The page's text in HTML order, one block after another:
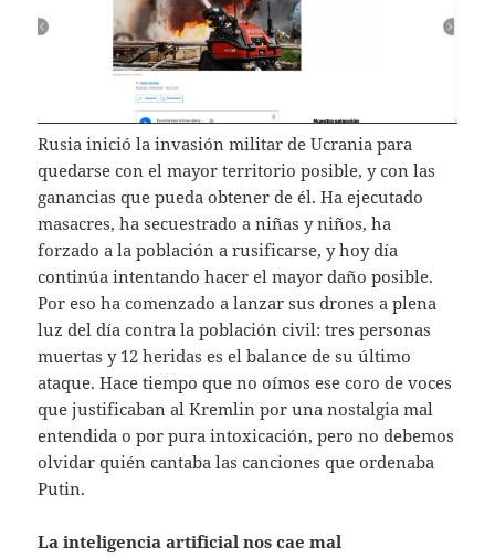
Rusia inició la invasión militar de Ucrania para
quedarse con el mayor territorio posible, y con las
ganancias que pueda obtener de él. Ha ejecutado
masacres, ha secuestrado a niñas y niños, ha
forzado a la población a rusificarse, y hoy día
continúa intentando hacer el mayor daño posible.
Por eso ha comenzado a lanzar sus drones a plena
luz del día contra la población civil: tres personas
muertas y 12 heridas es el balance de su último
ataque. Hace tiempo que no oímos ese coro de voces
que justificaban al Kremlin por una nostalgia mal
entendida o por pura intoxicación, pero no debemos
olvidar quién cantaba las canciones que ordenaba
Putin.
La inteligencia artificial nos cae mal